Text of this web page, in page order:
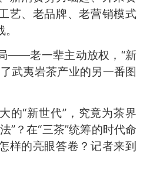
艺、老品牌、老营销模式
老一辈主动放权，“新
武夷岩茶产业的另一番图
“新世代”，究竟为茶界
”？在“三茶”统筹的时代命
样的亮眼答卷？记者来到